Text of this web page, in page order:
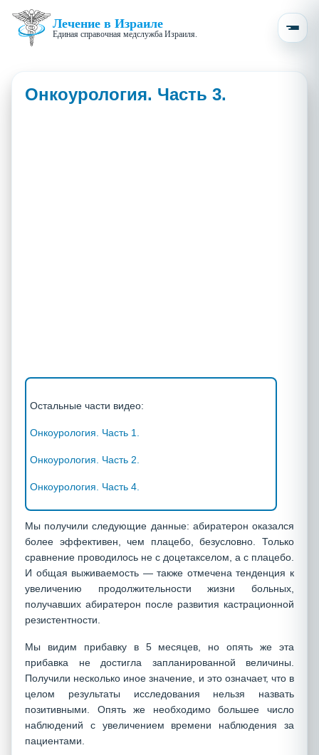
Лечение в Израиле
Единая справочная медслужба Израиля.
Онкоурология. Часть 3.
Остальные части видео:
Онкоурология. Часть 1.
Онкоурология. Часть 2.
Онкоурология. Часть 4.
Мы получили следующие данные: абиратерон оказался
более эффективен, чем плацебо, безусловно. Только
сравнение проводилось не с доцетакселом, а с плацебо.
И общая выживаемость — также отмечена тенденция к
увеличению продолжительности жизни больных,
получавших абиратерон после развития кастрационной
резистентности.
Мы видим прибавку в 5 месяцев, но опять же эта
прибавка не достигла запланированной величины.
Получили несколько иное значение, и это означает, что в
целом результаты исследования нельзя назвать
позитивными. Опять же необходимо большее число
наблюдений с увеличением времени наблюдения за
пациентами.